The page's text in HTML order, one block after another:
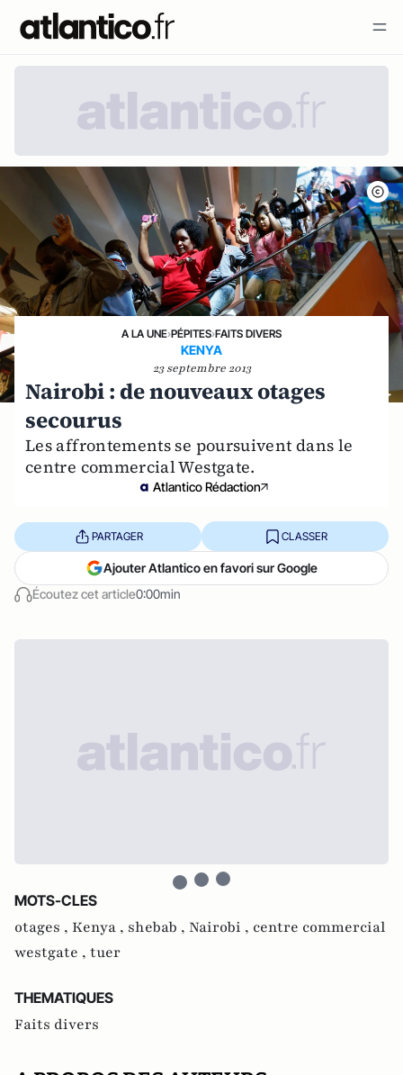
A LA UNE›PÉPITES›FAITS DIVERS
KENYA
23 septembre 2013
Nairobi : de nouveaux otages
secourus
Les affrontements se poursuivent dans le
centre commercial Westgate.
Atlantico Rédaction
Écoutez cet article0:00min
PARTAGER CLASSER
Ajouter Atlantico en favori sur Google
MOTS-CLES
otages , Kenya , shebab , Nairobi , centre commercial
westgate , tuer
THEMATIQUES
Faits divers